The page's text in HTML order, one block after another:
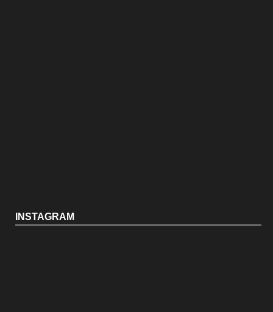
INSTAGRAM